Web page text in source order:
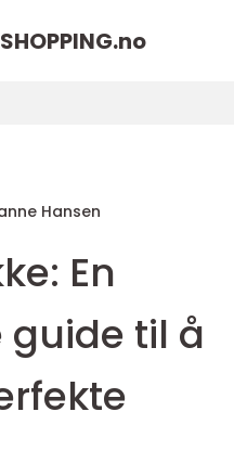
no
Hansen
En
til å